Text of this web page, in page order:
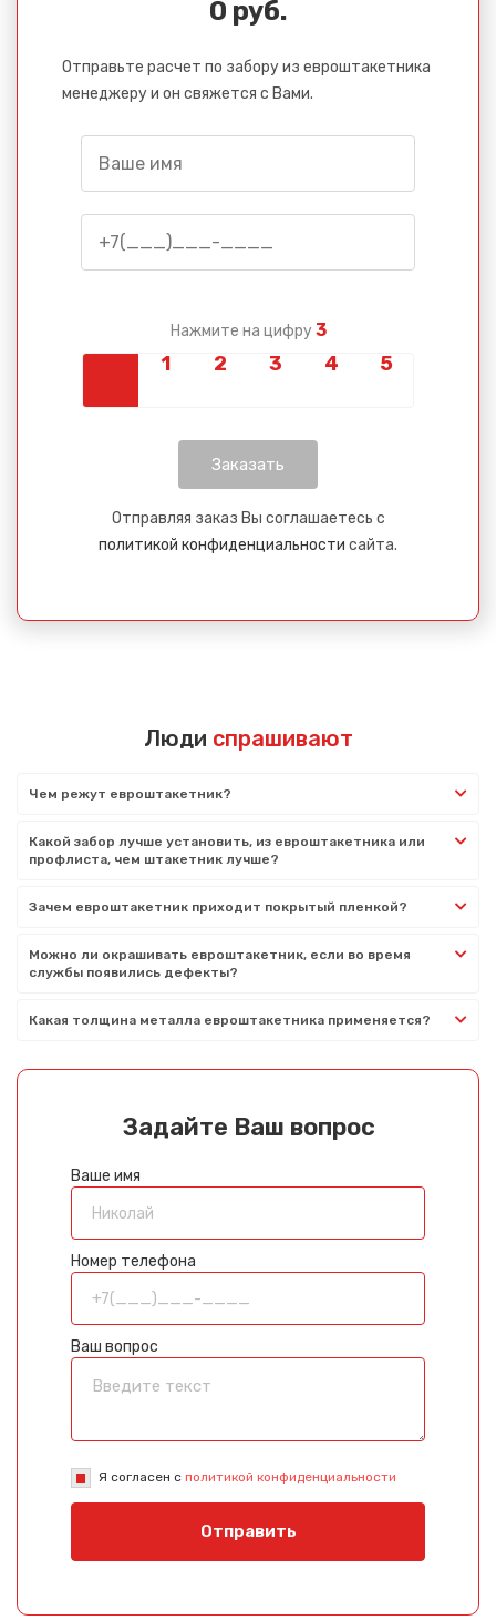
0 руб.
Отправьте расчет по забору из евроштакетника
менеджеру и он свяжется с Вами.
Нажмите на цифру 3
Отправляя заказ Вы соглашаетесь с
политикой конфиденциальности сайта.
Люди спрашивают
Чем режут евроштакетник?
Какой забор лучше установить, из евроштакетника или
профлиста, чем штакетник лучше?
Зачем евроштакетник приходит покрытый пленкой?
Можно ли окрашивать евроштакетник, если во время
службы появились дефекты?
Какая толщина металла евроштакетника применяется?
Задайте Ваш вопрос
Ваше имя
Номер телефона
Ваш вопрос
Я согласен с политикой конфиденциальности
Отправить